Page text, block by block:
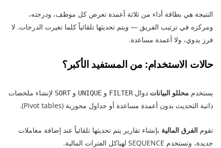
النتيجة هي بطاقة أداء من ثلاثة أعمدة تعرض كل موظف، ودرجته،
ومركزه في ترتيب الفريق — ويتم تحديثها تلقائياً كلما تغيرت الدرجات. لا
فرز يدوي، ولا أعمدة مساعدة.
حالات الاستخدام: من المستفيد الأكبر؟
يستخدم محللو البيانات دوالFILTER و UNIQUE و SORT لإنشاء ملخصات
ذاتية التحديث بدون أعمدة مساعدة أو جداول محورية (Pivot tables).
تقوم الفرق المالية بإنشاء تقارير يتم تحديثها تلقائياً عند إضافة معاملات
جديدة، وتستخدم SEQUENCE لهياكل الفترات المالية.